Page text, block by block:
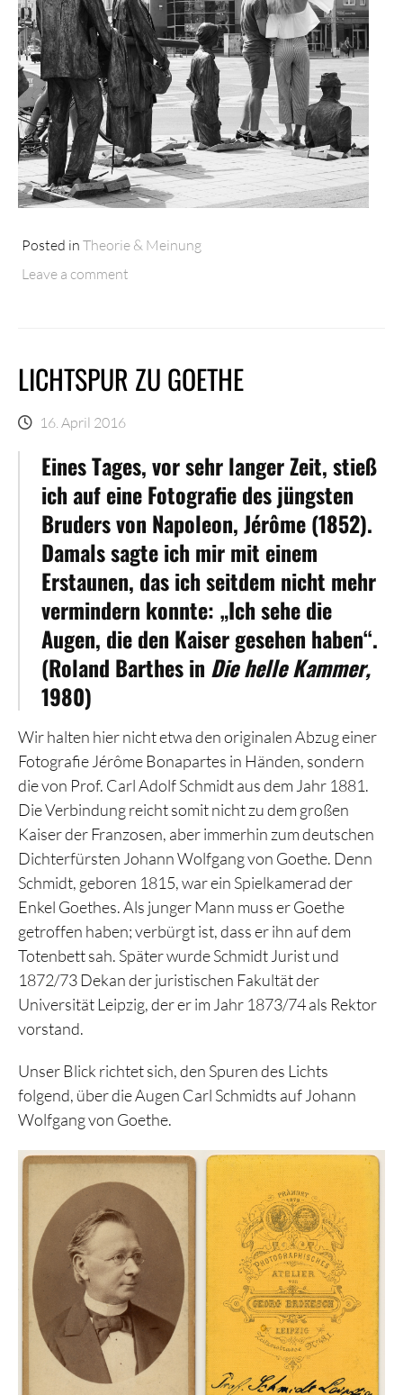
Posted in Theorie & Meinung
Leave a comment
LICHTSPUR ZU GOETHE
16. April 2016
Eines Tages, vor sehr langer Zeit, stieß
ich auf eine Fotografie des jüngsten
Bruders von Napoleon, Jérôme (1852).
Damals sagte ich mir mit einem
Erstaunen, das ich seitdem nicht mehr
vermindern konnte: „Ich sehe die
Augen, die den Kaiser gesehen haben“.
(Roland Barthes in Die helle Kammer,
1980)
Wir halten hier nicht etwa den originalen Abzug einer
Fotografie Jérôme Bonapartes in Händen, sondern
die von Prof. Carl Adolf Schmidt aus dem Jahr 1881.
Die Verbindung reicht somit nicht zu dem großen
Kaiser der Franzosen, aber immerhin zum deutschen
Dichterfürsten Johann Wolfgang von Goethe. Denn
Schmidt, geboren 1815, war ein Spielkamerad der
Enkel Goethes. Als junger Mann muss er Goethe
getroffen haben; verbürgt ist, dass er ihn auf dem
Totenbett sah. Später wurde Schmidt Jurist und
1872/73 Dekan der juristischen Fakultät der
Universität Leipzig, der er im Jahr 1873/74 als Rektor
vorstand.
Unser Blick richtet sich, den Spuren des Lichts
folgend, über die Augen Carl Schmidts auf Johann
Wolfgang von Goethe.